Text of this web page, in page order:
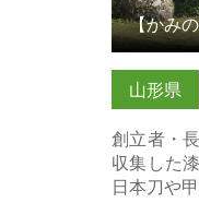
山形県
創立者・
収集した
日本刀や